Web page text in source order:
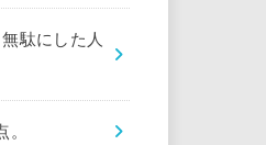
駄にした人